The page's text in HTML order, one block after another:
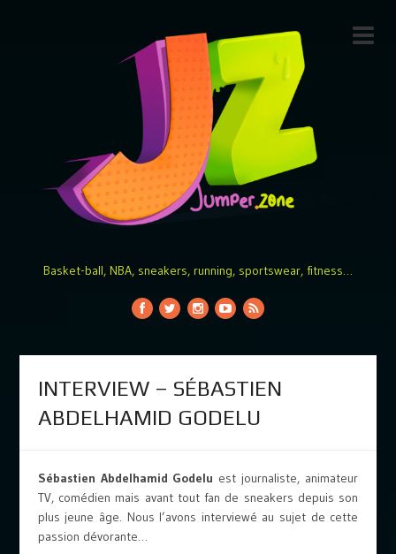
Basket-ball, NBA, sneakers, running, sportswear, fitness…
INTERVIEW – SÉBASTIEN
ABDELHAMID GODELU
Sébastien Abdelhamid Godelu est journaliste, animateur
TV, comédien mais avant tout fan de sneakers depuis son
plus jeune âge. Nous l’avons interviewé au sujet de cette
passion dévorante…